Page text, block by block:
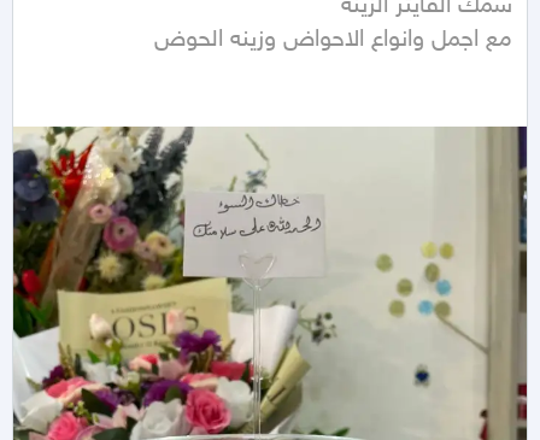
مع اجمل وانواع الاحواض وزينه الحوض